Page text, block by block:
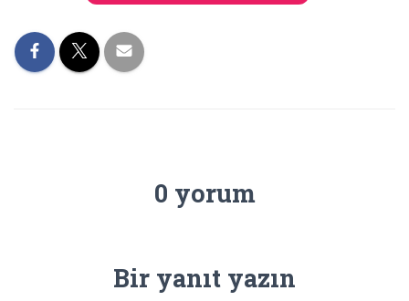
0 yorum
Bir yanıt yazın